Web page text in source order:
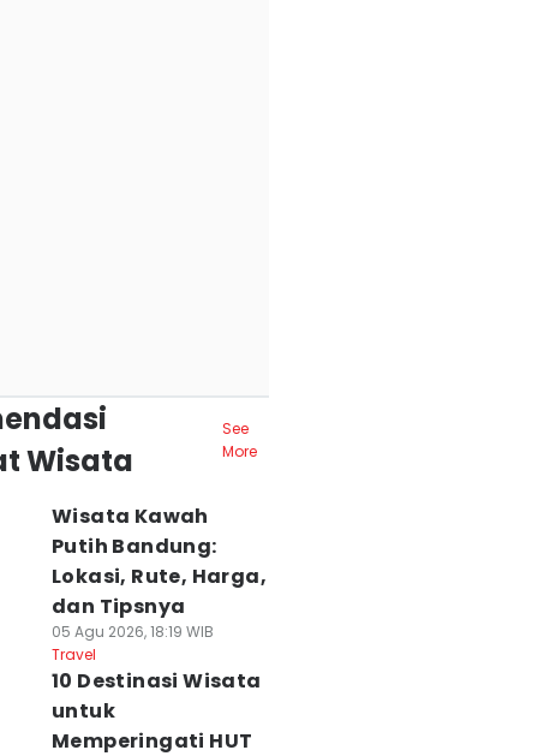
Wisata
See
More
Wisata Kawah
Putih Bandung:
Lokasi, Rute, Harga,
dan Tipsnya
05 Agu 2026, 18:19 WIB
Travel
10 Destinasi Wisata
untuk
Memperingati HUT